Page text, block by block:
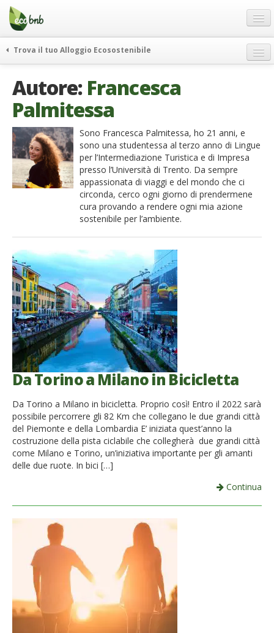
Menu
Salta
contenuto
Offerte Speciali
Regali
FAQ
Chi Siamo
Partner
Contatti
Spanish
French
Italiano
Trova il tuo Alloggio Ecosostenibile
itinerari
curiosità
vivere e viaggiare verde
news ed eventi
ecohotel
rassegna stampa
Autore: Francesca
Palmitessa
Sono Francesca Palmitessa, ho 21 anni, e
sono una studentessa al terzo anno di Lingue
per l’Intermediazione Turistica e di Impresa
presso l’Università di Trento. Da sempre
appassionata di viaggi e del mondo che ci
circonda, cerco ogni giorno di prendermene
cura provando a rendere ogni mia azione
sostenibile per l’ambiente.
Da Torino a Milano in Bicicletta
Da Torino a Milano in bicicletta. Proprio così! Entro il 2022 sarà
possibile percorrere gli 82 Km che collegano le due grandi città
del Piemonte e della Lombardia E’ iniziata quest’anno la
costruzione della pista ciclabile che collegherà due grandi città
come Milano e Torino, un’iniziativa importante per gli amanti
delle due ruote. In bici […]
Continua